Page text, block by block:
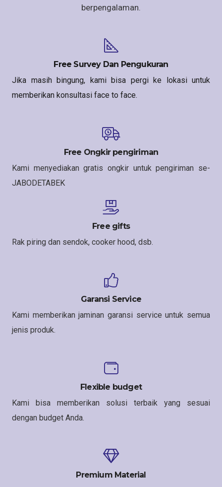
berpengalaman.
Free Survey Dan Pengukuran
Jika masih bingung, kami bisa pergi ke lokasi untuk
memberikan konsultasi face to face.
Free Ongkir pengiriman
Kami menyediakan gratis ongkir untuk pengiriman se-
JABODETABEK
Free gifts
Rak piring dan sendok, cooker hood, dsb.
Garansi Service
Kami memberikan jaminan garansi service untuk semua
jenis produk.
Flexible budget
Kami bisa memberikan solusi terbaik yang sesuai
dengan budget Anda.
Premium Material